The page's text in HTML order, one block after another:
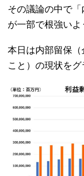
その議論の中で
が一部で根強いよ
本日は内部留保
こと）の現状をグ